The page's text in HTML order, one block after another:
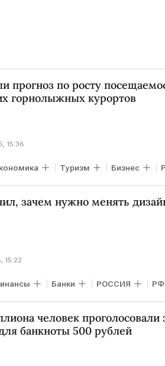
прогноз по росту
горнолыжных курортов
15:36
Туризм Бизнес
Ростехнадзор МЧС
зачем нужно менять
15:22
Банки РОССИЯ РФ
человек проголосовали
банкноты 500 рублей